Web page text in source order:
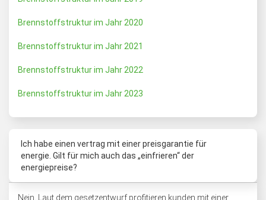
Brennstoffstruktur im Jahr 2020
Brennstoffstruktur im Jahr 2021
Brennstoffstruktur im Jahr 2022
Brennstoffstruktur im Jahr 2023
Ich habe einen vertrag mit einer preisgarantie für
energie. Gilt für mich auch das „einfrieren“ der
energiepreise?
Nein. Laut dem gesetzentwurf profitieren kunden mit einer